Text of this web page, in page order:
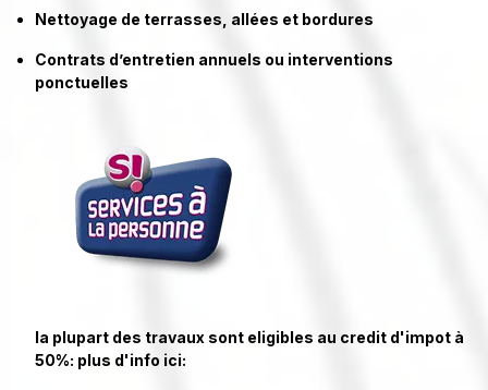
Nettoyage de terrasses, allées et bordures
Contrats d’entretien annuels ou interventions
ponctuelles
la plupart des travaux sont eligibles au credit d'impot à
50%: plus d'info ici: